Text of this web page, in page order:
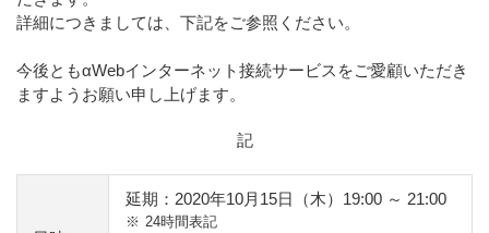
詳細につきましては、下記をご参照ください。
今後ともαWebインターネット接続サービスをご愛顧いただき
ますようお願い申し上げます。
記
延期：2020年10月15日（木）19:00 ～ 21:00
※ 24時間表記